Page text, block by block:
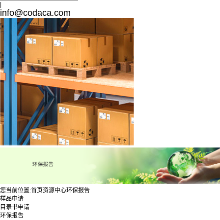
|
info@codaca.com
您当前位置:首页资源中心环保报告
样品申请
目录书申请
环保报告